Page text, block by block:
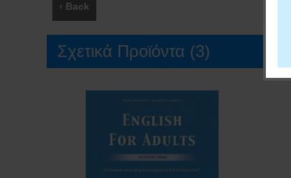
‹ Back
Σχετικά Προϊόντα (3)